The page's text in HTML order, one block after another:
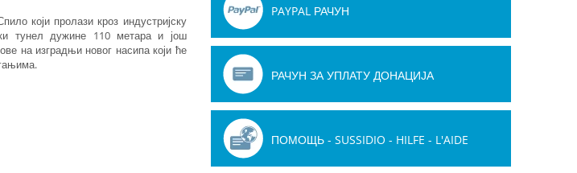
који пролази кроз индустријску
тунел дужине 110 метара и још
на изградњи новог насипа који ће
PAYPAL РАЧУН
РАЧУН ЗА УПЛАТУ ДОНАЦИЈА
ПОМОЩЬ - SUSSIDIO - HILFE - L'AIDE